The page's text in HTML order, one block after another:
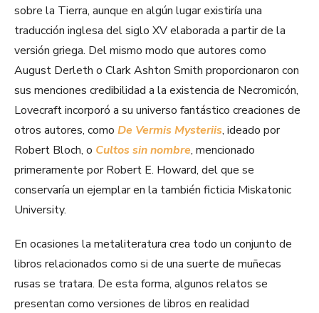
sobre la Tierra, aunque en algún lugar existiría una
traducción inglesa del siglo XV elaborada a partir de la
versión griega. Del mismo modo que autores como
August Derleth o Clark Ashton Smith proporcionaron con
sus menciones credibilidad a la existencia de Necromicón,
Lovecraft incorporó a su universo fantástico creaciones de
otros autores, como De Vermis Mysteriis, ideado por
Robert Bloch, o Cultos sin nombre, mencionado
primeramente por Robert E. Howard, del que se
conservaría un ejemplar en la también ficticia Miskatonic
University.
En ocasiones la metaliteratura crea todo un conjunto de
libros relacionados como si de una suerte de muñecas
rusas se tratara. De esta forma, algunos relatos se
presentan como versiones de libros en realidad